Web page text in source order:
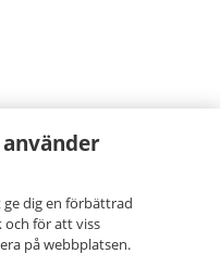
dig en förbättrad
och för att viss
på webbplatsen.